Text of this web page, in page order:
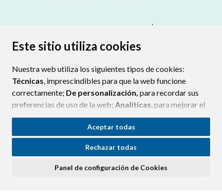
Este sitio utiliza cookies
Nuestra web utiliza los siguientes tipos de cookies:
Técnicas, imprescindibles para que la web funcione
correctamente; De personalización, para recordar sus
preferencias de uso de la web; Analíticas, para mejorar el
funcionamiento de la web y sus servicios.
Si acepta pulsando el botón“Aceptar todas”
consideramos que acepta su uso. Si pulsa el botón
ninguna acción, se guardarán las cookies técnicas
Aceptar todas
Rechazar todas
Panel de configuración de Cookies
AVISO LEGAL
PROTECCIÓN DE DATOS
POLÍTICA DE COOKIES